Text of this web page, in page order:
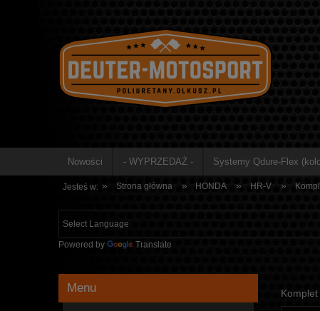
Nowości - WYPRZEDAŻ - Systemy Qdure-Flex
Jesteś w: » Strona główna » HONDA » HR-V »
Powered by Translate
Menu